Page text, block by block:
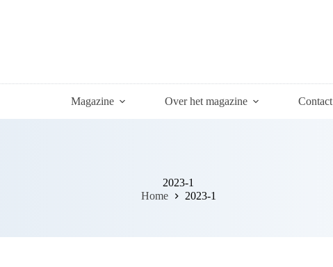
Magazine Over het magazine Contact
2023-1
Home
2023-1